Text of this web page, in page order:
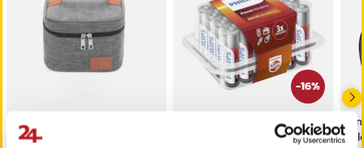
Stilfuld køletaske med
foring af aluminiumsfolie
-16%
Philips Powerlife AAA-